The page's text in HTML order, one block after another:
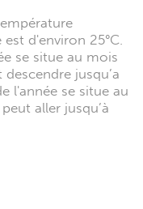
d'environ 25°C.
se situe au mois
jusqu’a
l'année se situe au
aller jusqu’à